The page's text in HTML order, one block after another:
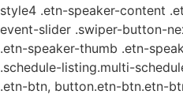
style4 .etn-speaker-content
event-slider .swiper-button-
.etn-speaker-thumb .etn-
.schedule-listing.multi-
.etn-btn, button.etn-btn.etn-